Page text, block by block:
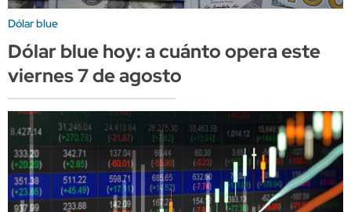
Dólar blue
Dólar blue hoy: a cuánto opera este
viernes 7 de agosto